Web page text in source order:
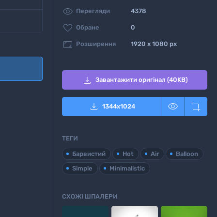
 Перегляди 4378
 Обране 0
 Розширення 1920 x 1080 px
 Завантажити оригінал (40KB)
 1344x1024  
ТЕГИ
Барвистий Hot Air
Balloon
Simple
Minimalistic
СХОЖІ ШПАЛЕРИ